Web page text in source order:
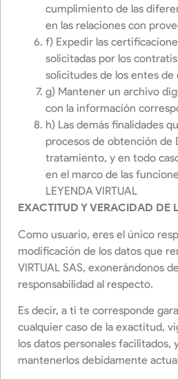
cumplimiento de las
en las relaciones con
f) Expedir las
solicitadas por los
solicitudes de los entes de
g) Mantener un archivo
con la información
h) Las demás finalidades
procesos de obtención de
tratamiento, y en todo
en el marco de las
LEYENDA VIRTUAL
EXACTITUD Y VERACIDAD DE
Como usuario, eres el único
modificación de los datos que
VIRTUAL SAS, exonerándonos
responsabilidad al respecto.
Es decir, a ti te corresponde
cualquier caso de la exactitud,
los datos personales facilitados,
mantenerlos debidamente